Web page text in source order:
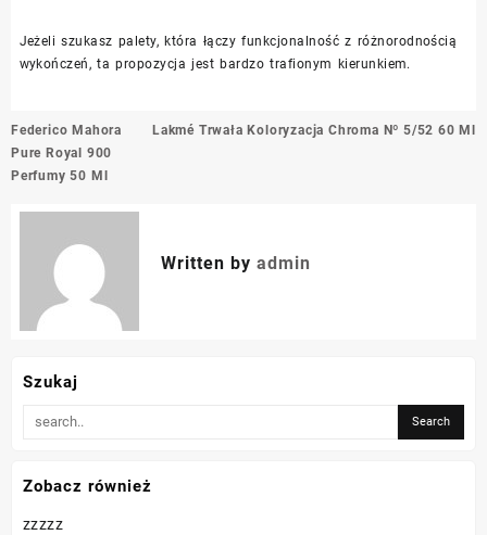
Jeżeli szukasz palety, która łączy funkcjonalność z różnorodnością
wykończeń, ta propozycja jest bardzo trafionym kierunkiem.
Nawigacja
wpisu
Federico Mahora
Pure Royal 900
Perfumy 50 Ml
Lakmé Trwała Koloryzacja Chroma Nº 5/52 60 Ml
Written by admin
Szukaj
Zobacz również
zzzzz